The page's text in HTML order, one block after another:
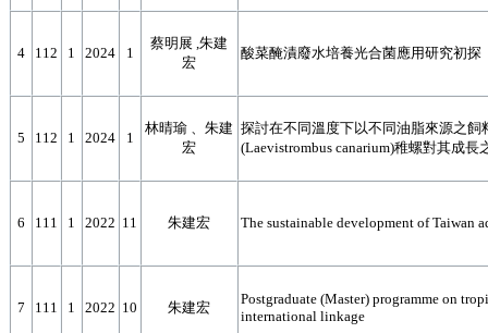
4 112 1 2024 1
蔡明展 ,朱建
宏
酸菜醃漬廢水培養光合菌應用研究初探
5 112 1 2024 1
林晴瑜 、朱建
宏
探討在不同溫度下以不同油脂來源之飼
(Laevistrombus canarium)稚螺對其成長
6 111 1 2022 11 朱建宏 The sustainable development of Taiwan
7 111 1 2022 10 朱建宏
Postgraduate (Master) programme on
international linkage